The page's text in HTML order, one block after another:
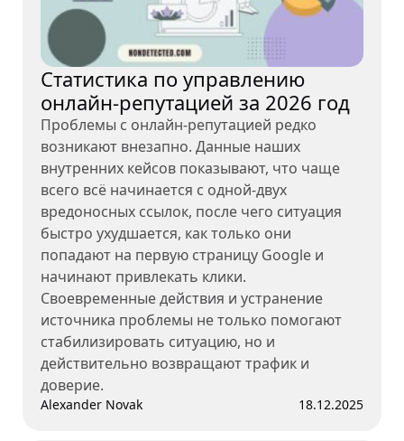
Статистика по управлению
онлайн-репутацией за 2026 год
Проблемы с онлайн-репутацией редко
возникают внезапно. Данные наших
внутренних кейсов показывают, что чаще
всего всё начинается с одной-двух
вредоносных ссылок, после чего ситуация
быстро ухудшается, как только они
попадают на первую страницу Google и
начинают привлекать клики.
Своевременные действия и устранение
источника проблемы не только помогают
стабилизировать ситуацию, но и
действительно возвращают трафик и
доверие.
Alexander Novak 18.12.2025